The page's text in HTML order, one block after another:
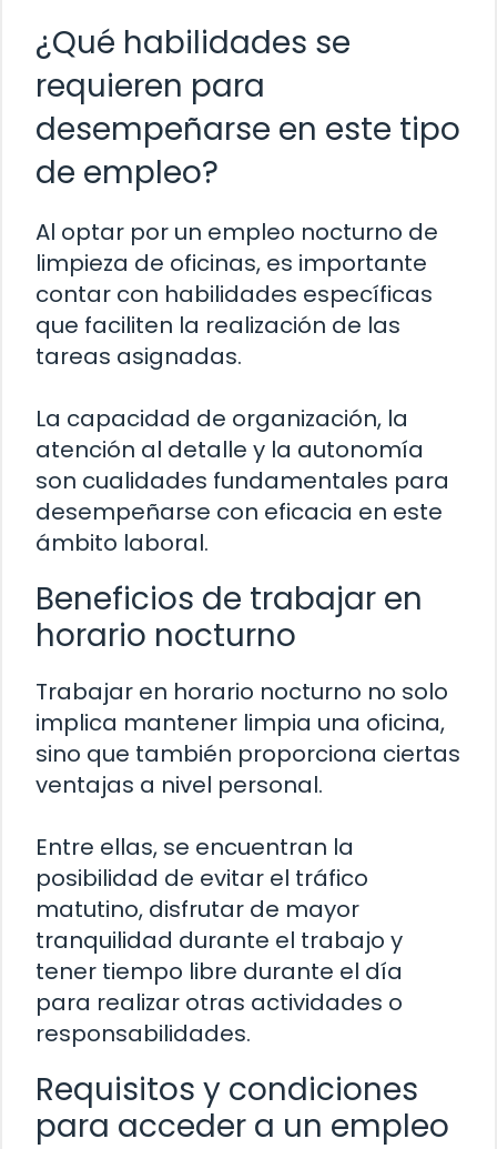
¿Qué habilidades se
requieren para
desempeñarse en este tipo
de empleo?
Al optar por un empleo nocturno de
limpieza de oficinas, es importante
contar con habilidades específicas
que faciliten la realización de las
tareas asignadas.
La capacidad de organización, la
atención al detalle y la autonomía
son cualidades fundamentales para
desempeñarse con eficacia en este
ámbito laboral.
Beneficios de trabajar en
horario nocturno
Trabajar en horario nocturno no solo
implica mantener limpia una oficina,
sino que también proporciona ciertas
ventajas a nivel personal.
Entre ellas, se encuentran la
posibilidad de evitar el tráfico
matutino, disfrutar de mayor
tranquilidad durante el trabajo y
tener tiempo libre durante el día
para realizar otras actividades o
responsabilidades.
Requisitos y condiciones
para acceder a un empleo